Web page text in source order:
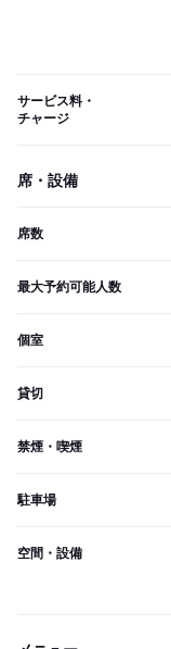
サービス料・
チャージ
席・設備
席数
最大予約可能人数
個室
貸切
禁煙・喫煙
駐車場
空間・設備